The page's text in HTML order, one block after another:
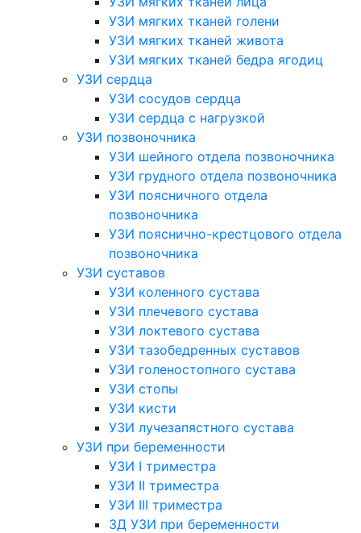
УЗИ мягких тканей голени
УЗИ мягких тканей живота
УЗИ мягких тканей бедра ягодиц
УЗИ сердца
УЗИ сосудов сердца
УЗИ сердца с нагрузкой
УЗИ позвоночника
УЗИ шейного отдела позвоночника
УЗИ грудного отдела позвоночника
УЗИ поясничного отдела
позвоночника
УЗИ пояснично-крестцового отдела
позвоночника
УЗИ суставов
УЗИ коленного сустава
УЗИ плечевого сустава
УЗИ локтевого сустава
УЗИ тазобедренных суставов
УЗИ голеностопного сустава
УЗИ стопы
УЗИ кисти
УЗИ лучезапястного сустава
УЗИ при беременности
УЗИ I триместра
УЗИ II триместра
УЗИ III триместра
3Д УЗИ при беременности